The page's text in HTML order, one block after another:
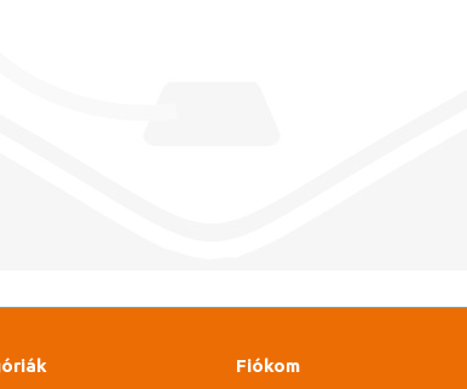
Fiókom